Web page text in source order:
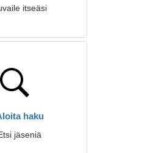
itseäsi
haku
jäseniä